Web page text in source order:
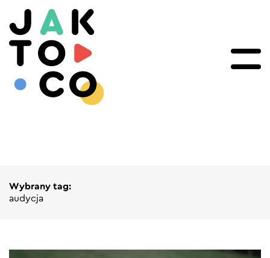
Wybrany tag:
audycja